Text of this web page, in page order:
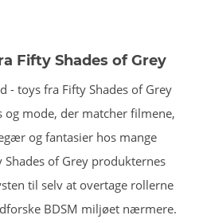
Fifty Shades of Grey
- toys fra Fifty Shades of Grey
og mode, der matcher filmene,
og fantasier hos mange
of Grey produkternes
til selv at overtage rollerne
BDSM miljøet nærmere.